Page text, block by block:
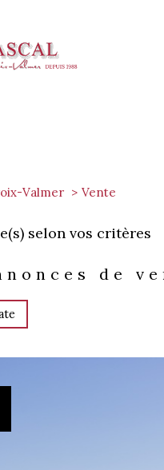
Valmer Vente
selon vos critères
de